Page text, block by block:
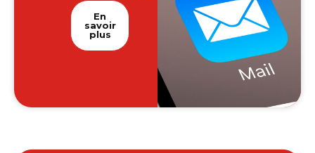
En
savoir
plus